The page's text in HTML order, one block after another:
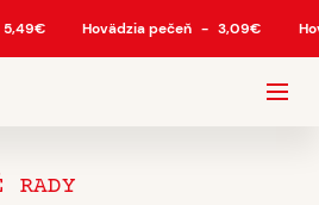
5,49€ Hovädzia pečeň - 3,09€
RADY